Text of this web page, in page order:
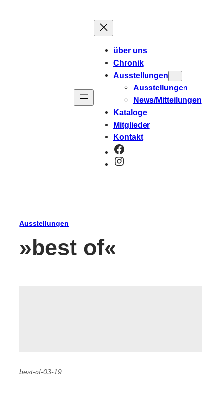
über uns
Chronik
Ausstellungen
Ausstellungen
News/Mitteilungen
Kataloge
Mitglieder
Kontakt
Facebook
Instagram
Ausstellungen
»best of«
best-of-03-19